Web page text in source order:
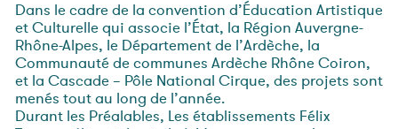
Dans le cadre de la convention d’Éducation Artistique
et Culturelle qui associe l’État, la Région Auvergne-
Rhône-Alpes, le Département de l’Ardèche, la
Communauté de communes Ardèche Rhône Coiron,
et la Cascade – Pôle National Cirque, des projets sont
menés tout au long de l’année.
Durant les Préalables, Les établissements Félix